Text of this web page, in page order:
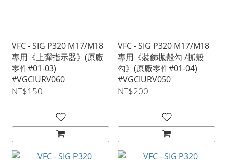
VFC - SIG P320 M17/M18
專用《上彈指示器》(原廠
零件#01-03)
#VGCIURV060
NT$150
VFC - SIG P320 M17/M18
專用《裝飾拋殼勾 /抓殼
勾》(原廠零件#01-04)
#VGCIURV050
NT$200